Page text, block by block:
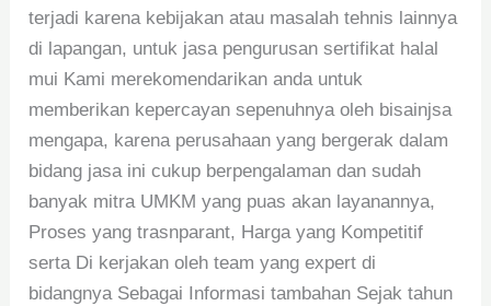
terjadi karena kebijakan atau masalah tehnis lainnya
di lapangan, untuk jasa pengurusan sertifikat halal
mui Kami merekomendarikan anda untuk
memberikan kepercayan sepenuhnya oleh bisainjsa
mengapa, karena perusahaan yang bergerak dalam
bidang jasa ini cukup berpengalaman dan sudah
banyak mitra UMKM yang puas akan layanannya,
Proses yang trasnparant, Harga yang Kompetitif
serta Di kerjakan oleh team yang expert di
bidangnya Sebagai Informasi tambahan Sejak tahun